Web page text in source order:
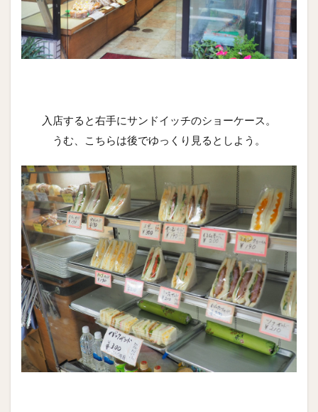
入店すると右手にサンドイッチのショーケース。
うむ、こちらは後でゆっくり見るとしよう。